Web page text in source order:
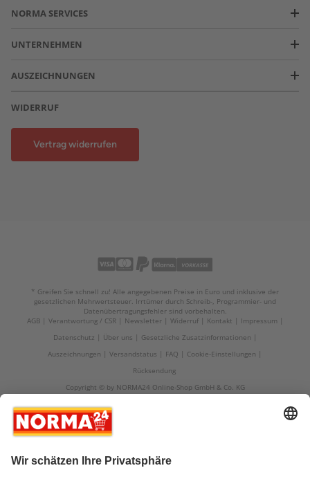
NORMA SERVICES
UNTERNEHMEN
AUSZEICHNUNGEN
WIDERRUF
Vertrag widerrufen
* Greifen Sie schnell zu! Alle angegebenen Preise in Euro und inklusive der
gesetzlichen Mehrwertsteuer. Irrtümer durch Schreib-, Programmier- und
Datenübertragungsfehler sind vorbehalten.
AGB
Verantwortung / CSR Newsletter Widerruf Kontakt
Impressum
Datenschutz
Über uns
Gesetzliche Zusatzinformationen
Auszeichnungen
Versandstatus FAQ
Cookie-Einstellungen
Rücksendung
Copyright © by NORMA24 Online-Shop GmbH & Co. KG